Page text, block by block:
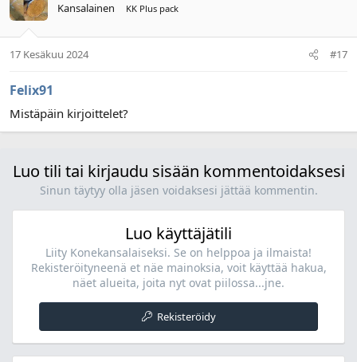
Kansalainen KK Plus pack
17 Kesäkuu 2024 #17
Felix91
Mistäpäin kirjoittelet?
Luo tili tai kirjaudu sisään kommentoidaksesi
Sinun täytyy olla jäsen voidaksesi jättää kommentin.
Luo käyttäjätili
Liity Konekansalaiseksi. Se on helppoa ja ilmaista!
Rekisteröityneenä et näe mainoksia, voit käyttää hakua,
näet alueita, joita nyt ovat piilossa...jne.
Rekisteröidy